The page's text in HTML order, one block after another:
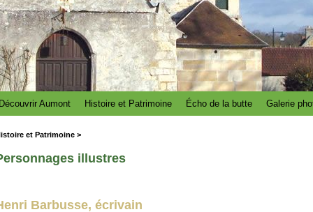
Aumont Histoire et Patrimoine Écho de la butte Galerie
et Patrimoine >
illustres
Barbusse, écrivain